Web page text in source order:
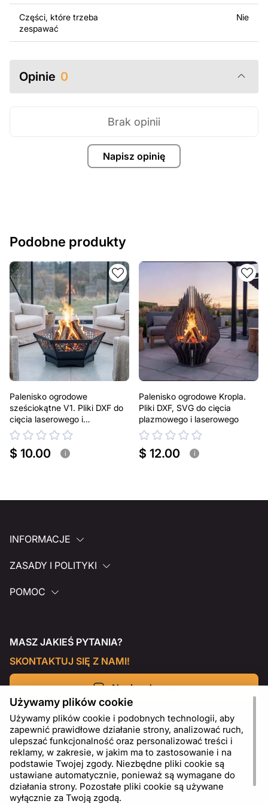
Części, które trzeba
zespawać
Nie
Opinie 0
Napisz opinię
Brak opinii
Podobne produkty
Palenisko ogrodowe
sześciokątne V1. Pliki DXF do
cięcia laserowego i
plazmowego
$ 10.00 i
Palenisko ogrodowe Kropla.
Pliki DXF, SVG do cięcia
plazmowego i laserowego
$ 12.00 i
INFORMACJE
ZASADY I POLITYKI
POMOC
MASZ JAKIEŚ PYTANIA?
SKONTAKTUJ SIĘ Z NAMI!
Napisz do nas
Używamy plików cookie
Używamy plików cookie i podobnych technologii, aby
zapewnić prawidłowe działanie strony, analizować ruch,
ulepszać funkcjonalność oraz personalizować treści i
reklamy, w zakresie, w jakim ma to zastosowanie i na
podstawie Twojej zgody. Niezbędne pliki cookie są
ustawiane automatycznie, ponieważ są wymagane do
działania strony. Pozostałe pliki cookie są używane
wyłącznie za Twoją zgodą.